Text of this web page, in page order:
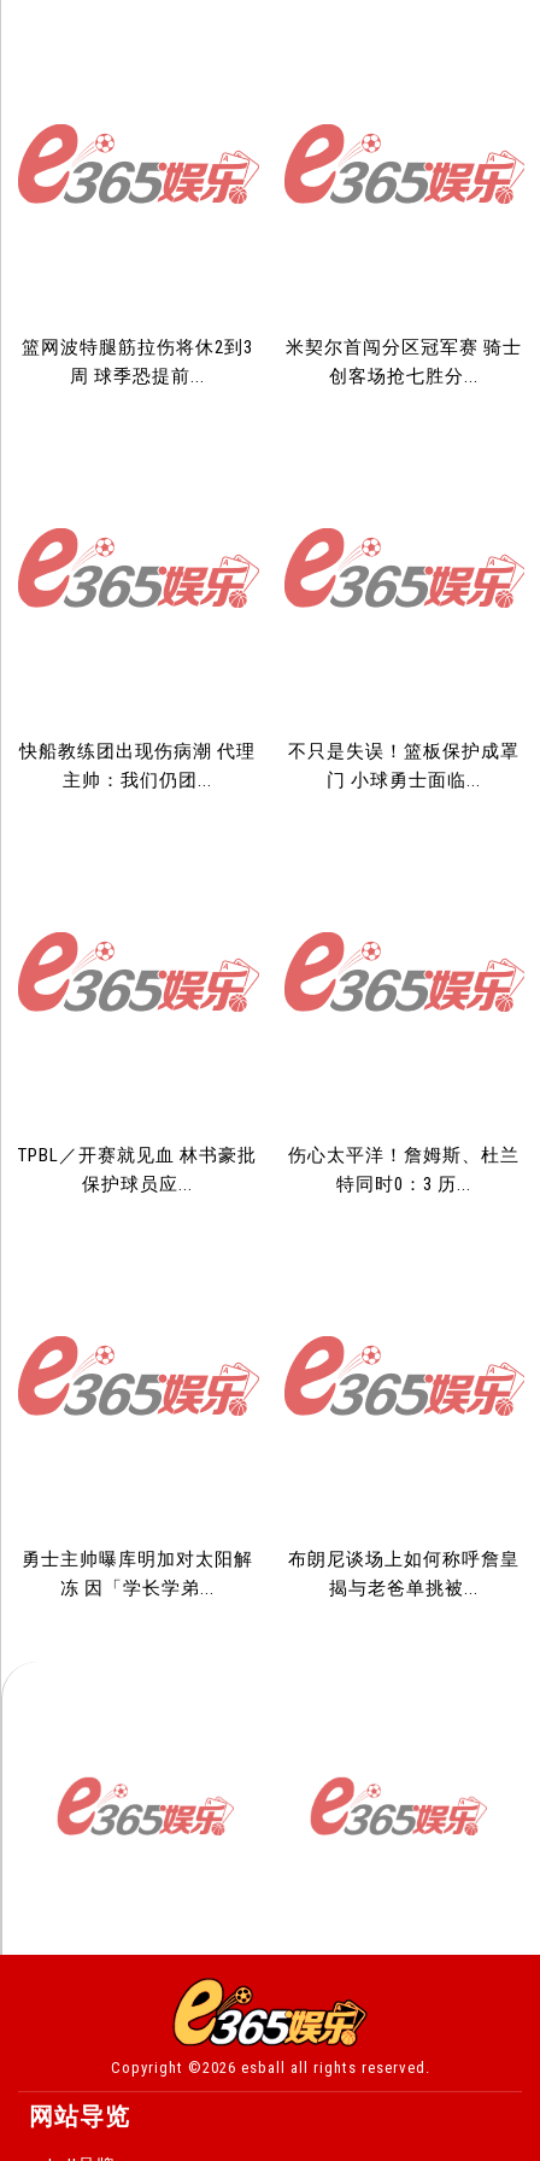
篮网波特腿筋拉伤将休2到3
周 球季恐提前...
米契尔首闯分区冠军赛 骑士
创客场抢七胜分...
快船教练团出现伤病潮 代理
主帅：我们仍团...
不只是失误！篮板保护成罩
门 小球勇士面临...
TPBL／开赛就见血 林书豪批
保护球员应...
伤心太平洋！詹姆斯、杜兰
特同时0：3 历...
勇士主帅曝库明加对太阳解
冻 因「学长学弟...
布朗尼谈场上如何称呼詹皇
揭与老爸单挑被...
Copyright ©2026 esball all rights reserved.
网站导览